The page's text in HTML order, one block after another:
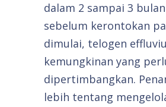
dalam 2 sampai 3
sebelum kerontokan
dimulai, telogen
kemungkinan yang
dipertimbangkan.
lebih tentang